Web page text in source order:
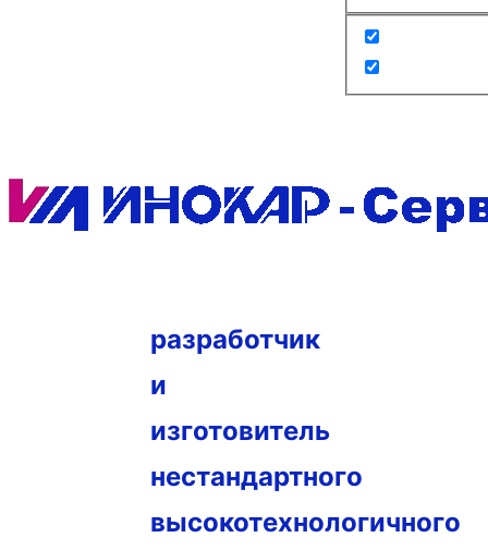
разработчик
и
изготовитель
нестандартного
высокотехнологичного